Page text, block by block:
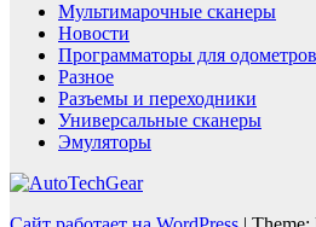
Мультимарочные сканеры
Новости
Программаторы для одометров
Разное
Разъемы и переходники
Универсальные сканеры
Эмуляторы